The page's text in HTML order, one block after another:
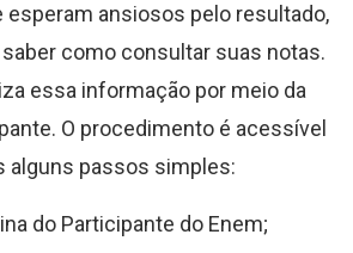
esperam ansiosos pelo resultado,
como consultar suas notas.
essa informação por meio da
O procedimento é acessível
alguns passos simples:
do Participante do Enem;